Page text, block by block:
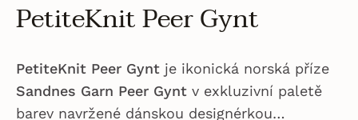
PetiteKnit Peer Gynt
PetiteKnit Peer Gynt je ikonická norská příze
Sandnes Garn Peer Gynt v exkluzivní paletě
barev navržené dánskou designérkou